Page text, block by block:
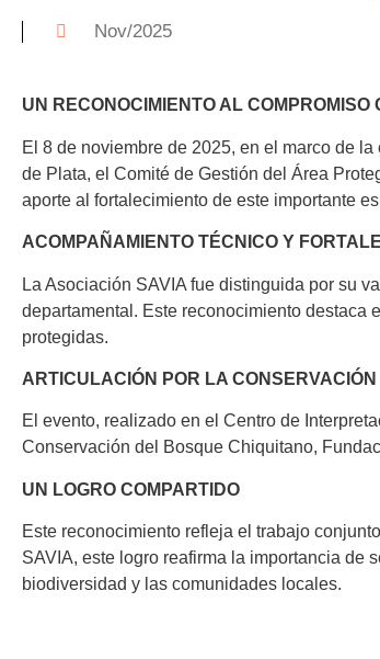
Nov/2025
UN RECONOCIMIENTO AL COMPROMISO
El 8 de noviembre de 2025, en el marco de
de Plata, el Comité de Gestión del Área
aporte al fortalecimiento de este importante
ACOMPAÑAMIENTO TÉCNICO Y
La Asociación SAVIA fue distinguida por su
departamental. Este reconocimiento destaca
protegidas.
ARTICULACIÓN POR LA CONSERVACIÓN
El evento, realizado en el Centro de
Conservación del Bosque Chiquitano,
UN LOGRO COMPARTIDO
Este reconocimiento refleja el trabajo
SAVIA, este logro reafirma la importancia de
biodiversidad y las comunidades locales.